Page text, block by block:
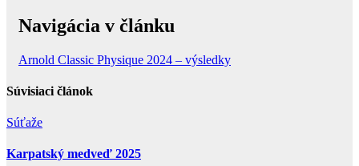
Navigácia v článku
Arnold Classic Physique 2024 – výsledky
Súvisiaci článok
Súťaže
Karpatský medveď 2025